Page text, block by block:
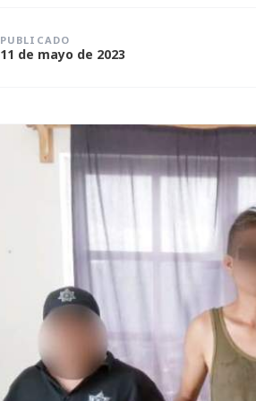
PUBLICADO
11 de mayo de 2023